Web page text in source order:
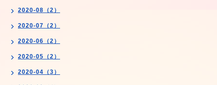
2020-08（2）
2020-07（2）
2020-06（2）
2020-05（2）
2020-04（3）